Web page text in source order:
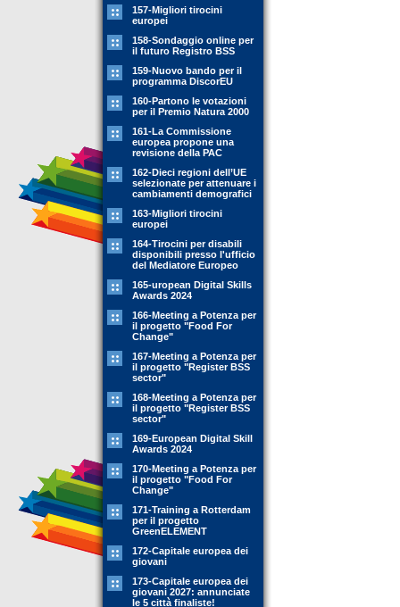
157-Migliori tirocini
europei
158-Sondaggio online per
il futuro Registro BSS
159-Nuovo bando per il
programma DiscorEU
160-Partono le votazioni
per il Premio Natura 2000
161-La Commissione
europea propone una
revisione della PAC
162-Dieci regioni dell’UE
selezionate per attenuare i
cambiamenti demografici
163-Migliori tirocini
europei
164-Tirocini per disabili
disponibili presso l'ufficio
del Mediatore Europeo
165-uropean Digital Skills
Awards 2024
166-Meeting a Potenza per
il progetto "Food For
Change"
167-Meeting a Potenza per
il progetto "Register BSS
sector"
168-Meeting a Potenza per
il progetto "Register BSS
sector"
169-European Digital Skill
Awards 2024
170-Meeting a Potenza per
il progetto "Food For
Change"
171-Training a Rotterdam
per il progetto
GreenELEMENT
172-Capitale europea dei
giovani
173-Capitale europea dei
giovani 2027: annunciate
le 5 città finaliste!